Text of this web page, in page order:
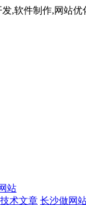
,软件制作,网站优
站
技术文章 长沙做网